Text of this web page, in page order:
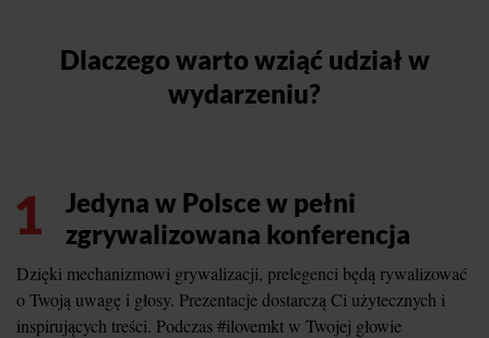
Dlaczego warto wziąć udział w
wydarzeniu?
1
Jedyna w Polsce w pełni
zgrywalizowana konferencja
Dzięki mechanizmowi grywalizacji, prelegenci będą rywalizować
o Twoją uwagę i głosy. Prezentacje dostarczą Ci użytecznych i
inspirujących treści. Podczas #ilovemkt w Twojej głowie